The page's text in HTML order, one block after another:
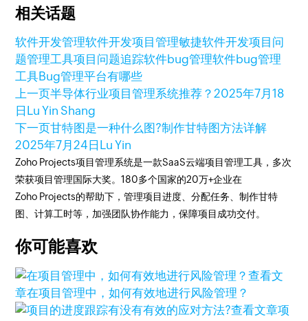
相关话题
软件开发管理软件开发项目管理敏捷软件开发项目问
题管理工具项目问题追踪软件bug管理软件bug管理
工具Bug管理平台有哪些
上一页半导体行业项目管理系统推荐？2025年7月18
日 Lu Yin Shang
下一页甘特图是一种什么图?制作甘特图方法详解
2025年7月24日 Lu Yin
Zoho Projects项目管理系统是一款SaaS云端项目管理工具，多次
荣获项目管理国际大奖。180多个国家的20万+企业在
Zoho Projects的帮助下，管理项目进度、分配任务、制作甘特
图、计算工时等，加强团队协作能力，保障项目成功交付。
你可能喜欢
查看文
章在项目管理中，如何有效地进行风险管理？
查看文章项